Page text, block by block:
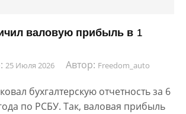
валовую прибыль в 1
25 Июля 2026 Автор: Freedom_auto
бухгалтерскую отчетность за 6
по РСБУ. Так, валовая прибыль